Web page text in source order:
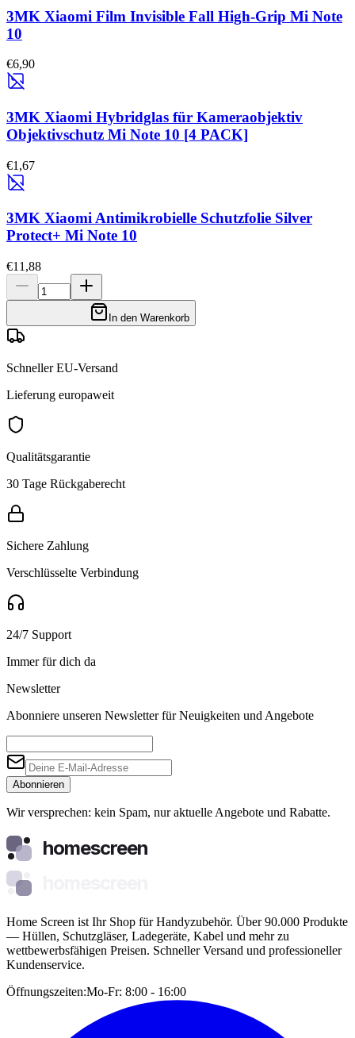
3MK Xiaomi Film Invisible Fall High-Grip Mi Note
10
€6,90
3MK Xiaomi Hybridglas für Kameraobjektiv
Objektivschutz Mi Note 10 [4 PACK]
€1,67
3MK Xiaomi Antimikrobielle Schutzfolie Silver
Protect+ Mi Note 10
€11,88
In den Warenkorb
Schneller EU-Versand
Lieferung europaweit
Qualitätsgarantie
30 Tage Rückgaberecht
Sichere Zahlung
Verschlüsselte Verbindung
24/7 Support
Immer für dich da
Newsletter
Abonniere unseren Newsletter für Neuigkeiten und Angebote
Abonnieren
Wir versprechen: kein Spam, nur aktuelle Angebote und Rabatte.
homescreen
Home Screen ist Ihr Shop für Handyzubehör. Über 90.000 Produkte
— Hüllen, Schutzgläser, Ladegeräte, Kabel und mehr zu
wettbewerbsfähigen Preisen. Schneller Versand und professioneller
Kundenservice.
Öffnungszeiten:Mo-Fr: 8:00 - 16:00